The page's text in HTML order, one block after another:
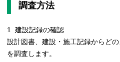
調査方法
建設記録の確認
設計図書、建設・施工記録からど
を調査します。